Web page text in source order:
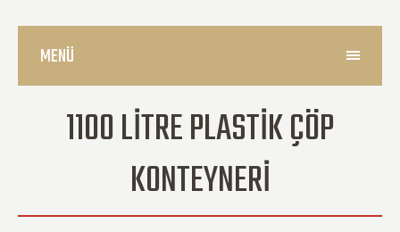
MENÜ
1100 LITRE PLASTIK ÇÖP
KONTEYNERI